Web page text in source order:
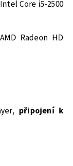
Core i5-2500
Radeon HD
připojení k